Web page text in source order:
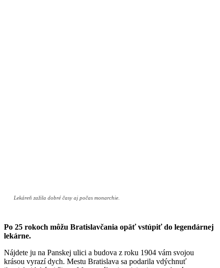
Lekáreň zažila dobré časy aj počas monarchie.
Po 25 rokoch môžu Bratislavčania opäť vstúpiť do legendárnej
lekárne.
Nájdete ju na Panskej ulici a budova z roku 1904 vám svojou
krásou vyrazí dych. Mestu Bratislava sa podarila vdýchnuť